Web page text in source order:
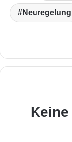
Neuregelung